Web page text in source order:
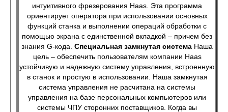
интуитивного фрезерования Haas. Эта программа
ориентирует оператора при использовании основных
функций станка и выполнении операций обработки с
помощью экрана с единственной вкладкой – причем без
знания G-кода. Специальная замкнутая система Наша
цель – обеспечить пользователям компании Haas
устойчивую и надежную систему управления, встроенную
в станок и простую в использовании. Наша замкнутая
система управления не расчитана на системы
управления на базе персональных компьютеров или
системы ЧПУ сторонних поставщиков. Когда вы